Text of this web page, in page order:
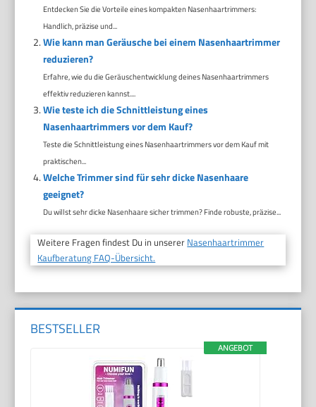
Entdecken Sie die Vorteile eines kompakten Nasenhaartrimmers:
Handlich, präzise und...
Wie kann man Geräusche bei einem Nasenhaartrimmer
reduzieren?
Erfahre, wie du die Geräuschentwicklung deines Nasenhaartrimmers
effektiv reduzieren kannst....
Wie teste ich die Schnittleistung eines
Nasenhaartrimmers vor dem Kauf?
Teste die Schnittleistung eines Nasenhaartrimmers vor dem Kauf mit
praktischen...
Welche Trimmer sind für sehr dicke Nasenhaare
geeignet?
Du willst sehr dicke Nasenhaare sicher trimmen? Finde robuste, präzise...
Weitere Fragen findest Du in unserer Nasenhaartrimmer
Kaufberatung FAQ-Übersicht.
BESTSELLER
ANGEBOT